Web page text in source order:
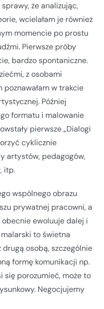
że analizując,
wcielałam je również
momencie po prostu
Pierwsze próby
bardzo spontaniczne.
z osobami
w trakcie
Później
formatu i malowanie
pierwsze „Dialogi
cyklicznie
artystów, pedagogów,
itp.
wspólnego obrazu
prywatnej pracowni, a
ewoluuje dalej i
to świetna
osobą, szczególnie
formę komunikacji np.
się porozumieć, może to
Negocjujemy